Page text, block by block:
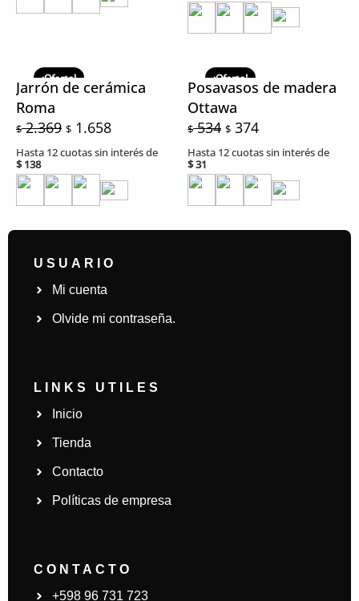
¡Oferta!
Jarrón de cerámica
Roma
$2.369
precio
original
era:
$ 2.369.
$ 1.658
precio
actual
Hasta 12 cuotas sin interés de
$138
¡Oferta!
Posavasos de madera
Ottawa
$534
precio
original
era:
$ 534.
$ 374
precio
actual
Hasta 12 cuotas sin interés de
$31
USUARIO
Mi cuenta
Olvide mi contraseña.
LINKS UTILES
Inicio
Tienda
Contacto
Políticas de empresa
CONTACTO
+598 96 731 723